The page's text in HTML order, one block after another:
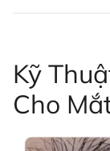
Kỹ
Cho